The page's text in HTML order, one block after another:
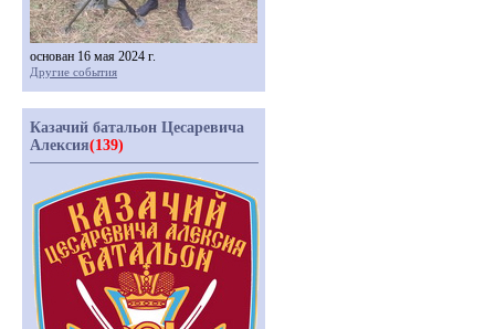
основан 16 мая 2024 г.
Другие события
Казачий батальон Цесаревича
Алексия(139)